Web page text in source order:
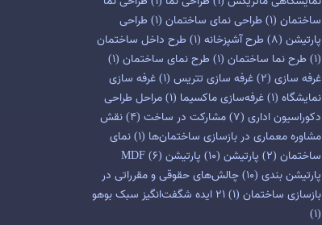
ساختمان(1) طراحی نمای ساختمان(1)
طراحی
پارتیشن(8) طرح آشپزخانه(1)
طرح داخل ساختمان
(1)
طرح نما ساختمان(1) طرح نمای ساختمان(1)
غرفه سازی(2) غرفه سازی تتریس(1) غرفه سازی
نمایشگاه(1) غرفه‌سازی ماکسیما (1) مراحل طراحی
دکوراسیون اداری(7) مشارکت در ساخت(4)
نقش
مشاوره معماری در بازسازی ساختمان‌ها (1) نمای
ساختمان(2) پارتیشن(10) پارتیشن MDF (6)
پارتیشن بندی(10)
چالش‌های حقوقی و مقرراتی در
بازسازی ساختمان(1) ۲۱ ایده شگفت‌انگیز سبک بوهو
(1)